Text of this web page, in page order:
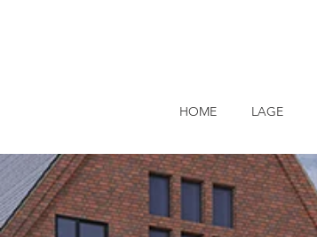
HOME LAGE